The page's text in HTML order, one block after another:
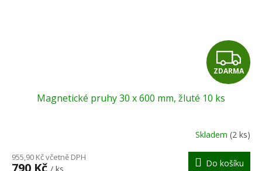
Z
D
R
M
ZDARMA
Magnetické pruhy 30 x 600 mm, žluté 10 ks
Skladem (2 ks)
955,90 Kč včetně DPH
790 Kč Do košíku